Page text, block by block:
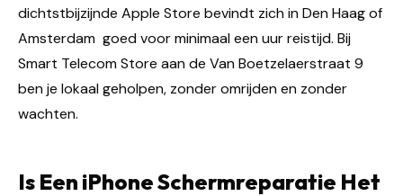
dichtstbijzijnde Apple Store bevindt zich in Den Haag of
Amsterdam goed voor minimaal een uur reistijd. Bij
Smart Telecom Store aan de Van Boetzelaerstraat 9
ben je lokaal geholpen, zonder omrijden en zonder
wachten.
Is Een iPhone Schermreparatie Het